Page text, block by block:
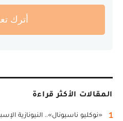
أترك
المقالات الأكثر قراءة
1 «نوكليو ناسيونال».. النيونازية